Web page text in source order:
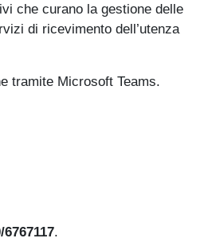
che curano la gestione delle
di ricevimento dell’utenza
tramite Microsoft Teams.
6767117.